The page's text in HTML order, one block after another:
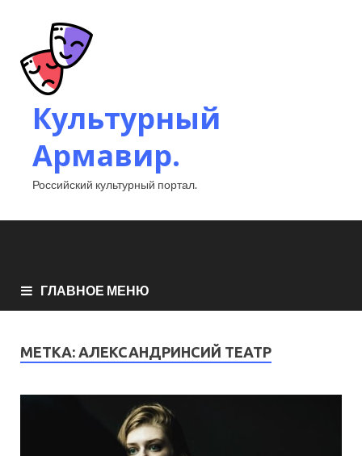
Культурный
Армавир.
Российский культурный портал.
ГЛАВНОЕ МЕНЮ
МЕТКА: АЛЕКСАНДРИНСИЙ ТЕАТР